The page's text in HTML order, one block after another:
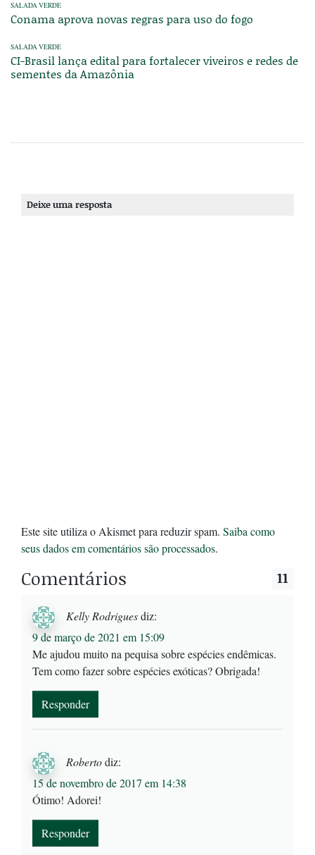
SALADA VERDE
Conama aprova novas regras para uso do fogo
SALADA VERDE
CI-Brasil lança edital para fortalecer viveiros e redes de
sementes da Amazônia
Deixe uma resposta
Este site utiliza o Akismet para reduzir spam. Saiba como
seus dados em comentários são processados.
Comentários 11
Kelly Rodriguesdiz:
9 de março de 2021 em 15:09
Me ajudou muito na pequisa sobre espécies endêmicas.
Tem como fazer sobre espécies exóticas? Obrigada!
Responder
Robertodiz:
15 de novembro de 2017 em 14:38
Ótimo! Adorei!
Responder